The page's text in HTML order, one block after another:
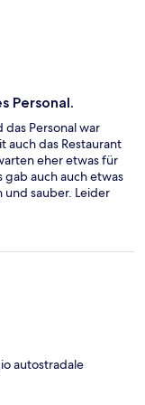
Personal.
Personal war
auch das Restaurant
eher etwas für
gab auch auch etwas
und sauber. Leider
autostradale